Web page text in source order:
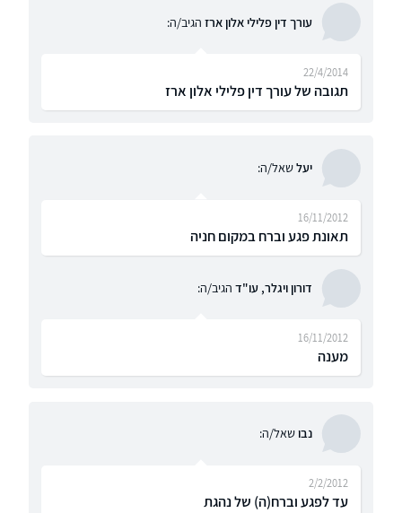
עורך דין פלילי אלון ארז הגיב/ה:
תגובה של עורך דין פלילי אלון ארז
22/4/2014
יעלשאל/ה:
תאונת פגע וברח במקום חניה
16/11/2012
דורון ויגלר, עו"ד הגיב/ה:
מענה
16/11/2012
נבושאל/ה:
עד לפגע וברח(ה) של נהגת
2/2/2012